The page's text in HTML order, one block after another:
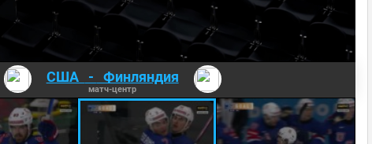
США - Финляндия
матч-центр